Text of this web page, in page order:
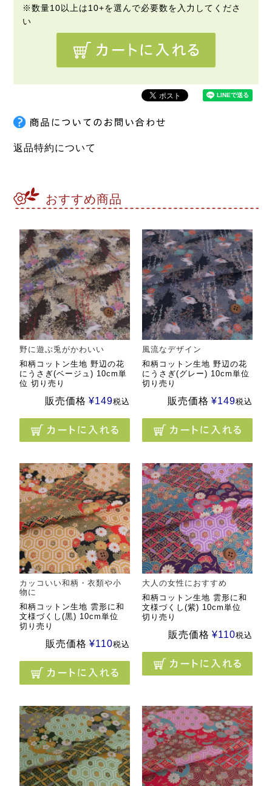
返品特約について
おすすめ商品
野に遊ぶ兎がかわいい
和柄コットン生地 野辺の花
にうさぎ(ベージュ) 10cm単
位 切り売り
販売価格 ¥149税込
風流なデザイン
和柄コットン生地 野辺の花
にうさぎ(グレー) 10cm単位
切り売り
販売価格 ¥149税込
カッコいい和柄・衣類や小
物に
和柄コットン生地 雲形に和
文様づくし(黒) 10cm単位
切り売り
販売価格 ¥110税込
大人の女性におすすめ
和柄コットン生地 雲形に和
文様づくし(紫) 10cm単位
切り売り
販売価格 ¥110税込